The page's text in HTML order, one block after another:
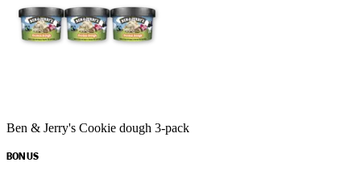
Ben & Jerry's Cookie dough 3-pack
BONUS